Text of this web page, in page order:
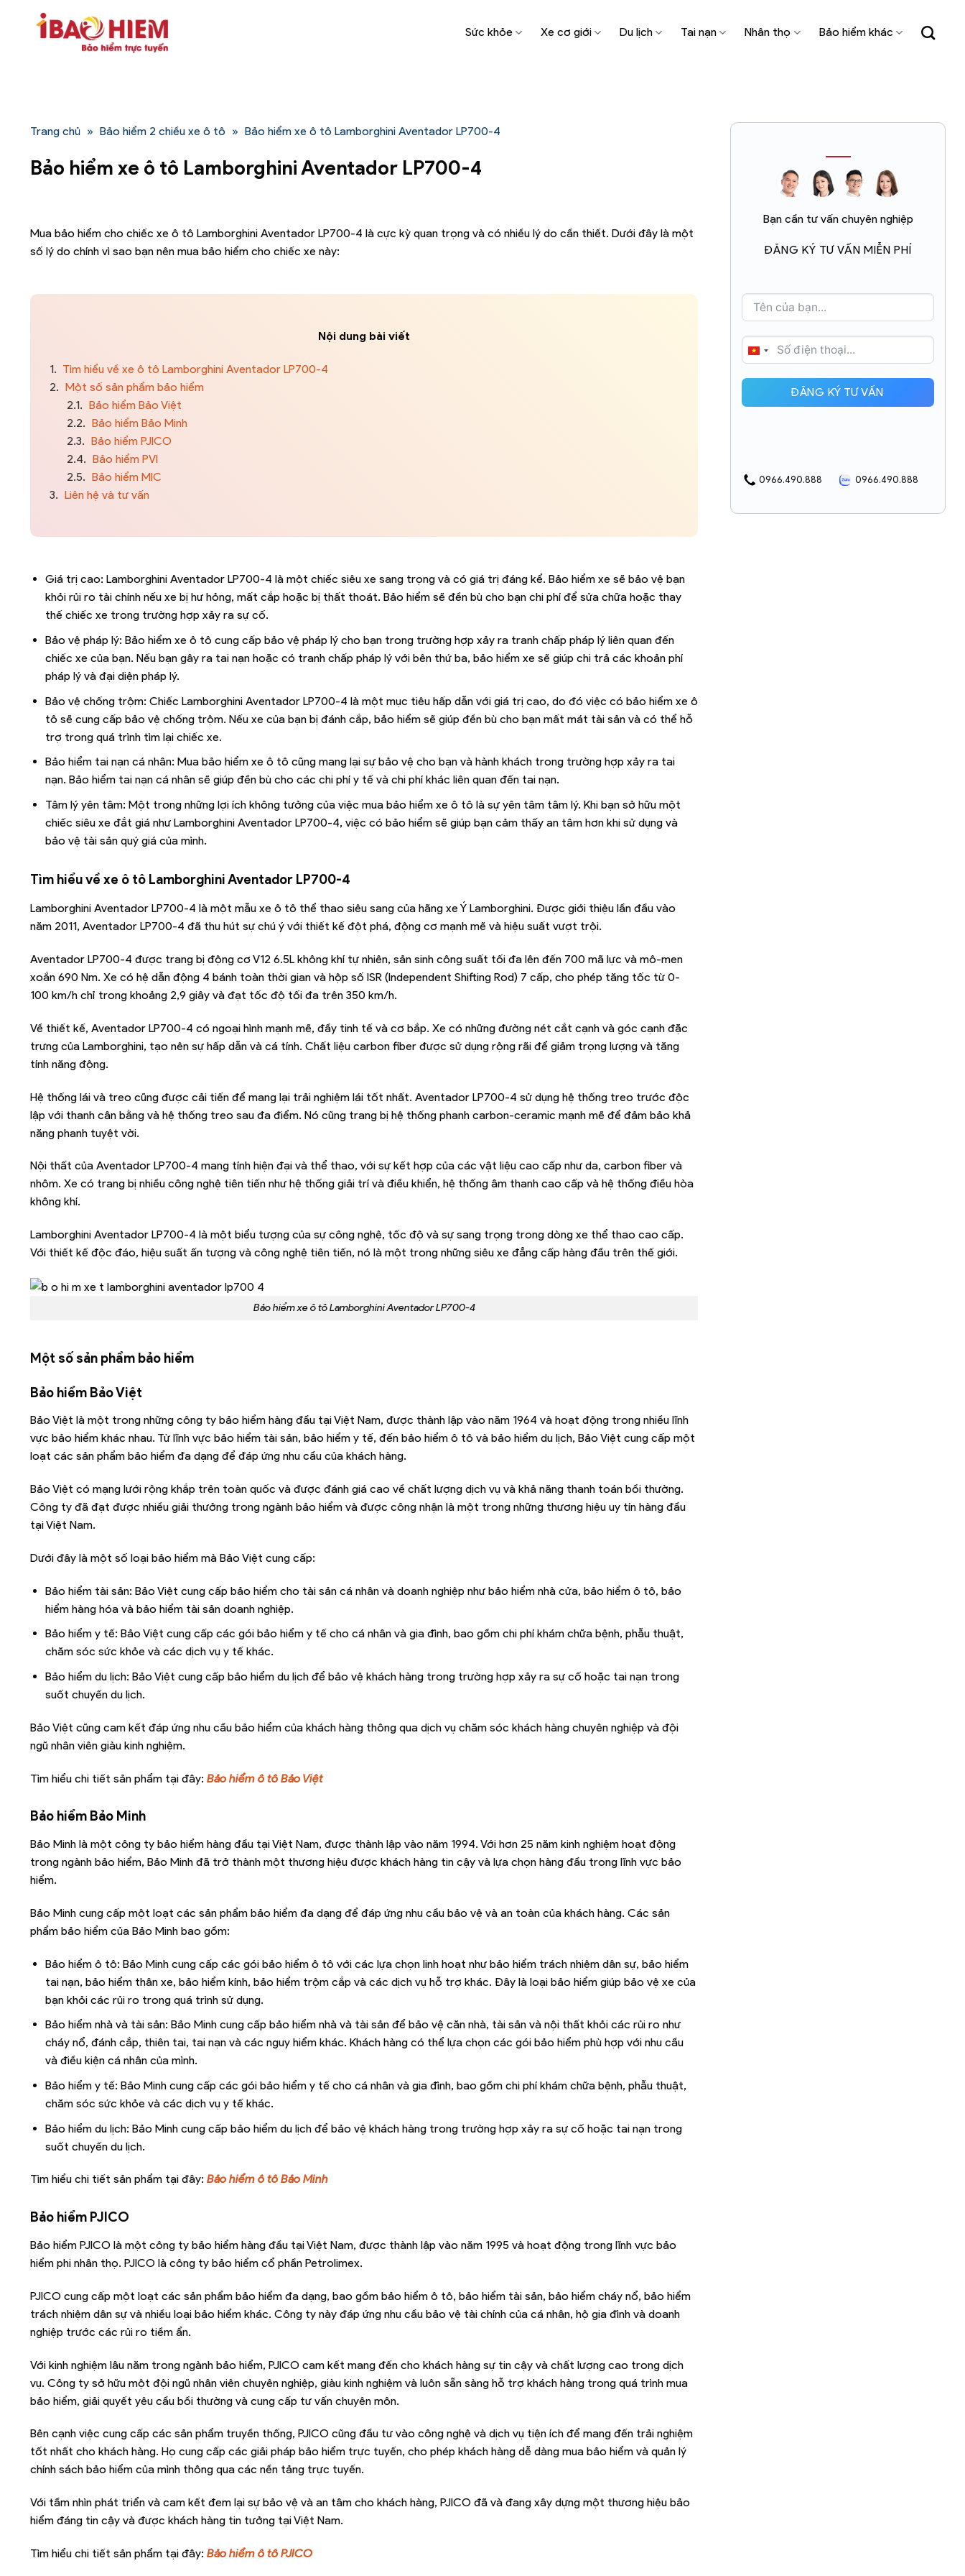
Sức khỏe Xe cơ giới Du lịch Tai nạn Nhân thọ Bảo hiểm khác
Trang chủ » Bảo hiểm 2 chiều xe ô tô » Bảo hiểm xe ô tô Lamborghini Aventador LP700-4
Bảo hiểm xe ô tô Lamborghini Aventador LP700-4
Mua bảo hiểm cho chiếc xe ô tô Lamborghini Aventador LP700-4 là cực kỳ quan trọng và có nhiều lý do cần thiết. Dưới đây là một
số lý do chính vì sao bạn nên mua bảo hiểm cho chiếc xe này:
Nội dung bài viết
1. Tìm hiểu về xe ô tô Lamborghini Aventador LP700-4
2. Một số sản phẩm bảo hiểm
2.1. Bảo hiểm Bảo Việt
2.2. Bảo hiểm Bảo Minh
2.3. Bảo hiểm PJICO
2.4. Bảo hiểm PVI
2.5. Bảo hiểm MIC
3. Liên hệ và tư vấn
Giá trị cao: Lamborghini Aventador LP700-4 là một chiếc siêu xe sang trọng và có giá trị đáng kể. Bảo hiểm xe sẽ bảo vệ bạn
khỏi rủi ro tài chính nếu xe bị hư hỏng, mất cắp hoặc bị thất thoát. Bảo hiểm sẽ đền bù cho bạn chi phí để sửa chữa hoặc thay
thế chiếc xe trong trường hợp xảy ra sự cố.
Bảo vệ pháp lý: Bảo hiểm xe ô tô cung cấp bảo vệ pháp lý cho bạn trong trường hợp xảy ra tranh chấp pháp lý liên quan đến
chiếc xe của bạn. Nếu bạn gây ra tai nạn hoặc có tranh chấp pháp lý với bên thứ ba, bảo hiểm xe sẽ giúp chi trả các khoản phí
pháp lý và đại diện pháp lý.
Bảo vệ chống trộm: Chiếc Lamborghini Aventador LP700-4 là một mục tiêu hấp dẫn với giá trị cao, do đó việc có bảo hiểm xe ô
tô sẽ cung cấp bảo vệ chống trộm. Nếu xe của bạn bị đánh cắp, bảo hiểm sẽ giúp đền bù cho bạn mất mát tài sản và có thể hỗ
trợ trong quá trình tìm lại chiếc xe.
Bảo hiểm tai nạn cá nhân: Mua bảo hiểm xe ô tô cũng mang lại sự bảo vệ cho bạn và hành khách trong trường hợp xảy ra tai
nạn. Bảo hiểm tai nạn cá nhân sẽ giúp đền bù cho các chi phí y tế và chi phí khác liên quan đến tai nạn.
Tâm lý yên tâm: Một trong những lợi ích không tưởng của việc mua bảo hiểm xe ô tô là sự yên tâm tâm lý. Khi bạn sở hữu một
chiếc siêu xe đắt giá như Lamborghini Aventador LP700-4, việc có bảo hiểm sẽ giúp bạn cảm thấy an tâm hơn khi sử dụng và
bảo vệ tài sản quý giá của mình.
Tìm hiểu về xe ô tô Lamborghini Aventador LP700-4
Lamborghini Aventador LP700-4 là một mẫu xe ô tô thể thao siêu sang của hãng xe Ý Lamborghini. Được giới thiệu lần đầu vào
năm 2011, Aventador LP700-4 đã thu hút sự chú ý với thiết kế đột phá, động cơ mạnh mẽ và hiệu suất vượt trội.
Aventador LP700-4 được trang bị động cơ V12 6.5L không khí tự nhiên, sản sinh công suất tối đa lên đến 700 mã lực và mô-men
xoắn 690 Nm. Xe có hệ dẫn động 4 bánh toàn thời gian và hộp số ISR (Independent Shifting Rod) 7 cấp, cho phép tăng tốc từ 0-
100 km/h chỉ trong khoảng 2,9 giây và đạt tốc độ tối đa trên 350 km/h.
Về thiết kế, Aventador LP700-4 có ngoại hình mạnh mẽ, đầy tinh tế và cơ bắp. Xe có những đường nét cắt cạnh và góc cạnh đặc
trưng của Lamborghini, tạo nên sự hấp dẫn và cá tính. Chất liệu carbon fiber được sử dụng rộng rãi để giảm trọng lượng và tăng
tính năng động.
Hệ thống lái và treo cũng được cải tiến để mang lại trải nghiệm lái tốt nhất. Aventador LP700-4 sử dụng hệ thống treo trước độc
lập với thanh cân bằng và hệ thống treo sau đa điểm. Nó cũng trang bị hệ thống phanh carbon-ceramic mạnh mẽ để đảm bảo khả
năng phanh tuyệt vời.
Nội thất của Aventador LP700-4 mang tính hiện đại và thể thao, với sự kết hợp của các vật liệu cao cấp như da, carbon fiber và
nhôm. Xe có trang bị nhiều công nghệ tiên tiến như hệ thống giải trí và điều khiển, hệ thống âm thanh cao cấp và hệ thống điều hòa
không khí.
Lamborghini Aventador LP700-4 là một biểu tượng của sự công nghệ, tốc độ và sự sang trọng trong dòng xe thể thao cao cấp.
Với thiết kế độc đáo, hiệu suất ấn tượng và công nghệ tiên tiến, nó là một trong những siêu xe đẳng cấp hàng đầu trên thế giới.
Bảo hiểm xe ô tô Lamborghini Aventador LP700-4
Một số sản phẩm bảo hiểm
Bảo hiểm Bảo Việt
Bảo Việt là một trong những công ty bảo hiểm hàng đầu tại Việt Nam, được thành lập vào năm 1964 và hoạt động trong nhiều lĩnh
vực bảo hiểm khác nhau. Từ lĩnh vực bảo hiểm tài sản, bảo hiểm y tế, đến bảo hiểm ô tô và bảo hiểm du lịch, Bảo Việt cung cấp một
loạt các sản phẩm bảo hiểm đa dạng để đáp ứng nhu cầu của khách hàng.
Bảo Việt có mạng lưới rộng khắp trên toàn quốc và được đánh giá cao về chất lượng dịch vụ và khả năng thanh toán bồi thường.
Công ty đã đạt được nhiều giải thưởng trong ngành bảo hiểm và được công nhận là một trong những thương hiệu uy tín hàng đầu
tại Việt Nam.
Dưới đây là một số loại bảo hiểm mà Bảo Việt cung cấp:
Bảo hiểm tài sản: Bảo Việt cung cấp bảo hiểm cho tài sản cá nhân và doanh nghiệp như bảo hiểm nhà cửa, bảo hiểm ô tô, bảo
hiểm hàng hóa và bảo hiểm tài sản doanh nghiệp.
Bảo hiểm y tế: Bảo Việt cung cấp các gói bảo hiểm y tế cho cá nhân và gia đình, bao gồm chi phí khám chữa bệnh, phẫu thuật,
chăm sóc sức khỏe và các dịch vụ y tế khác.
Bảo hiểm du lịch: Bảo Việt cung cấp bảo hiểm du lịch để bảo vệ khách hàng trong trường hợp xảy ra sự cố hoặc tai nạn trong
suốt chuyến du lịch.
Bảo Việt cũng cam kết đáp ứng nhu cầu bảo hiểm của khách hàng thông qua dịch vụ chăm sóc khách hàng chuyên nghiệp và đội
ngũ nhân viên giàu kinh nghiệm.
Tìm hiểu chi tiết sản phẩm tại đây: Bảo hiểm ô tô Bảo Việt
Bảo hiểm Bảo Minh
Bảo Minh là một công ty bảo hiểm hàng đầu tại Việt Nam, được thành lập vào năm 1994. Với hơn 25 năm kinh nghiệm hoạt động
trong ngành bảo hiểm, Bảo Minh đã trở thành một thương hiệu được khách hàng tin cậy và lựa chọn hàng đầu trong lĩnh vực bảo
hiểm.
Bảo Minh cung cấp một loạt các sản phẩm bảo hiểm đa dạng để đáp ứng nhu cầu bảo vệ và an toàn của khách hàng. Các sản
phẩm bảo hiểm của Bảo Minh bao gồm:
Bảo hiểm ô tô: Bảo Minh cung cấp các gói bảo hiểm ô tô với các lựa chọn linh hoạt như bảo hiểm trách nhiệm dân sự, bảo hiểm
tai nạn, bảo hiểm thân xe, bảo hiểm kính, bảo hiểm trộm cắp và các dịch vụ hỗ trợ khác. Đây là loại bảo hiểm giúp bảo vệ xe của
bạn khỏi các rủi ro trong quá trình sử dụng.
Bảo hiểm nhà và tài sản: Bảo Minh cung cấp bảo hiểm nhà và tài sản để bảo vệ căn nhà, tài sản và nội thất khỏi các rủi ro như
cháy nổ, đánh cắp, thiên tai, tai nạn và các nguy hiểm khác. Khách hàng có thể lựa chọn các gói bảo hiểm phù hợp với nhu cầu
và điều kiện cá nhân của mình.
Bảo hiểm y tế: Bảo Minh cung cấp các gói bảo hiểm y tế cho cá nhân và gia đình, bao gồm chi phí khám chữa bệnh, phẫu thuật,
chăm sóc sức khỏe và các dịch vụ y tế khác.
Bảo hiểm du lịch: Bảo Minh cung cấp bảo hiểm du lịch để bảo vệ khách hàng trong trường hợp xảy ra sự cố hoặc tai nạn trong
suốt chuyến du lịch.
Tìm hiểu chi tiết sản phẩm tại đây: Bảo hiểm ô tô Bảo Minh
Bảo hiểm PJICO
Bảo hiểm PJICO là một công ty bảo hiểm hàng đầu tại Việt Nam, được thành lập vào năm 1995 và hoạt động trong lĩnh vực bảo
hiểm phi nhân thọ. PJICO là công ty bảo hiểm cổ phần Petrolimex.
PJICO cung cấp một loạt các sản phẩm bảo hiểm đa dạng, bao gồm bảo hiểm ô tô, bảo hiểm tài sản, bảo hiểm cháy nổ, bảo hiểm
trách nhiệm dân sự và nhiều loại bảo hiểm khác. Công ty này đáp ứng nhu cầu bảo vệ tài chính của cá nhân, hộ gia đình và doanh
nghiệp trước các rủi ro tiềm ẩn.
Với kinh nghiệm lâu năm trong ngành bảo hiểm, PJICO cam kết mang đến cho khách hàng sự tin cậy và chất lượng cao trong dịch
vụ. Công ty sở hữu một đội ngũ nhân viên chuyên nghiệp, giàu kinh nghiệm và luôn sẵn sàng hỗ trợ khách hàng trong quá trình mua
bảo hiểm, giải quyết yêu cầu bồi thường và cung cấp tư vấn chuyên môn.
Bên cạnh việc cung cấp các sản phẩm truyền thống, PJICO cũng đầu tư vào công nghệ và dịch vụ tiện ích để mang đến trải nghiệm
tốt nhất cho khách hàng. Họ cung cấp các giải pháp bảo hiểm trực tuyến, cho phép khách hàng dễ dàng mua bảo hiểm và quản lý
chính sách bảo hiểm của mình thông qua các nền tảng trực tuyến.
Với tầm nhìn phát triển và cam kết đem lại sự bảo vệ và an tâm cho khách hàng, PJICO đã và đang xây dựng một thương hiệu bảo
hiểm đáng tin cậy và được khách hàng tin tưởng tại Việt Nam.
Tìm hiểu chi tiết sản phẩm tại đây: Bảo hiểm ô tô PJICO
Bạn cần tư vấn chuyên nghiệp
ĐĂNG KÝ TƯ VẤN MIỄN PHÍ
VIETNAM
ĐĂNG KÝ TƯ VẤN
0966.490.888 0966.490.888